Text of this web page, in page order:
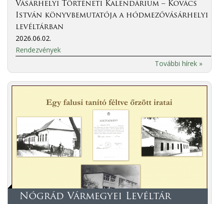
Vásárhelyi Történeti Kalendárium – Kovács
István könyvbemutatója a hódmezővásárhelyi
levéltárban
2026.06.02.
Rendezvények
További hírek »
Nógrád Vármegyei Levéltár